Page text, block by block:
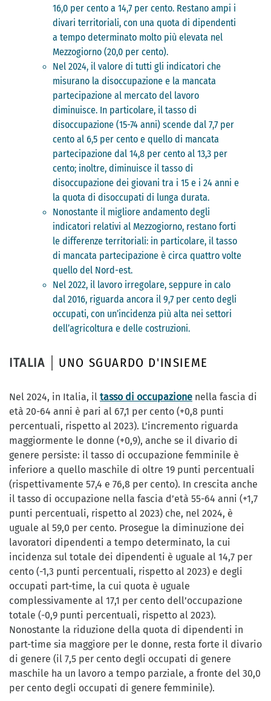
16,0 per cento a 14,7 per cento. Restano ampi i
divari territoriali, con una quota di dipendenti
a tempo determinato molto più elevata nel
Mezzogiorno (20,0 per cento).
Nel 2024, il valore di tutti gli indicatori che
misurano la disoccupazione e la mancata
partecipazione al mercato del lavoro
diminuisce. In particolare, il tasso di
disoccupazione (15-74 anni) scende dal 7,7 per
cento al 6,5 per cento e quello di mancata
partecipazione dal 14,8 per cento al 13,3 per
cento; inoltre, diminuisce il tasso di
disoccupazione dei giovani tra i 15 e i 24 anni e
la quota di disoccupati di lunga durata.
Nonostante il migliore andamento degli
indicatori relativi al Mezzogiorno, restano forti
le differenze territoriali: in particolare, il tasso
di mancata partecipazione è circa quattro volte
quello del Nord-est.
Nel 2022, il lavoro irregolare, seppure in calo
dal 2016, riguarda ancora il 9,7 per cento degli
occupati, con un’incidenza più alta nei settori
dell’agricoltura e delle costruzioni.
ITALIA UNO SGUARDO D'INSIEME
Nel 2024, in Italia, il tasso di occupazione nella fascia di
età 20-64 anni è pari al 67,1 per cento (+0,8 punti
percentuali, rispetto al 2023). L’incremento riguarda
maggiormente le donne (+0,9), anche se il divario di
genere persiste: il tasso di occupazione femminile è
inferiore a quello maschile di oltre 19 punti percentuali
(rispettivamente 57,4 e 76,8 per cento). In crescita anche
il tasso di occupazione nella fascia d’età 55-64 anni (+1,7
punti percentuali, rispetto al 2023) che, nel 2024, è
uguale al 59,0 per cento. Prosegue la diminuzione dei
lavoratori dipendenti a tempo determinato, la cui
incidenza sul totale dei dipendenti è uguale al 14,7 per
cento (-1,3 punti percentuali, rispetto al 2023) e degli
occupati part-time, la cui quota è uguale
complessivamente al 17,1 per cento dell’occupazione
totale (-0,9 punti percentuali, rispetto al 2023).
Nonostante la riduzione della quota di dipendenti in
part-time sia maggiore per le donne, resta forte il divario
di genere (il 7,5 per cento degli occupati di genere
maschile ha un lavoro a tempo parziale, a fronte del 30,0
per cento degli occupati di genere femminile).